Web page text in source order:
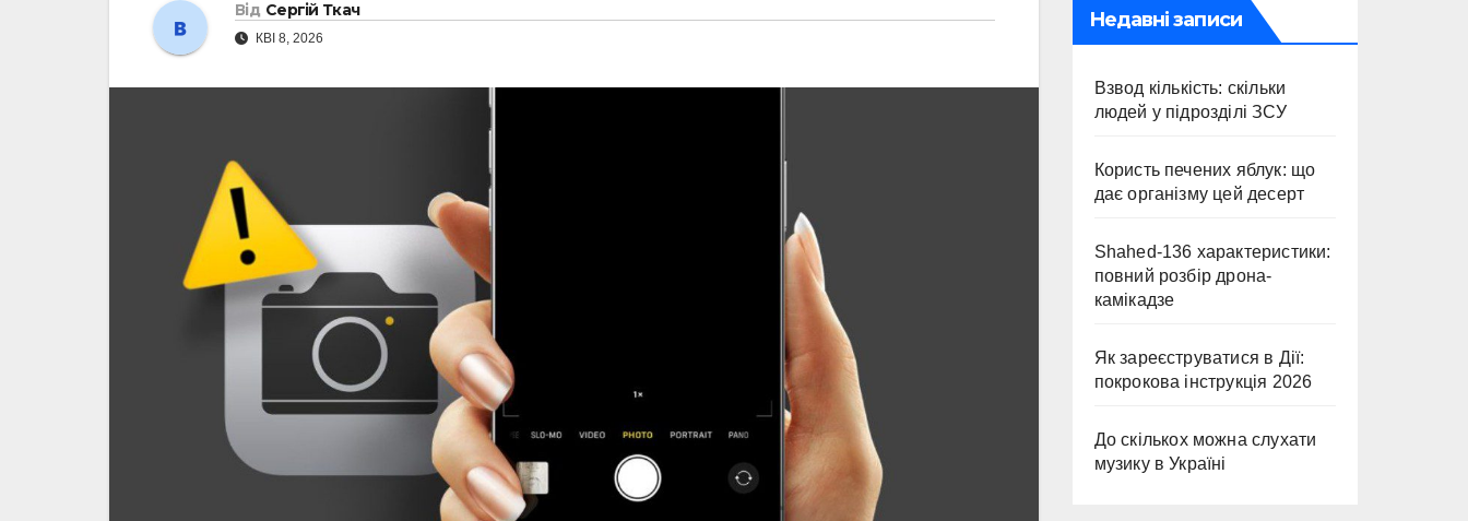
Від Сергій Ткач
КВІ 8, 2026
Недавні записи
Взвод кількість: скільки
людей у підрозділі ЗСУ
Користь печених яблук: що
дає організму цей десерт
Shahed-136 характеристики:
повний розбір дрона-
камікадзе
Як зареєструватися в Дії:
покрокова інструкція 2026
До скількох можна слухати
музику в Україні